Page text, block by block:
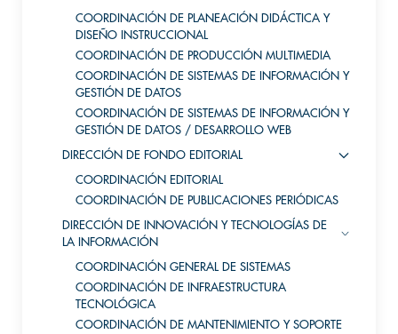
COORDINACIÓN DE PLANEACIÓN DIDÁCTICA Y
DISEÑO INSTRUCCIONAL
COORDINACIÓN DE PRODUCCIÓN MULTIMEDIA
COORDINACIÓN DE SISTEMAS DE INFORMACIÓN Y
GESTIÓN DE DATOS
COORDINACIÓN DE SISTEMAS DE INFORMACIÓN Y
GESTIÓN DE DATOS / DESARROLLO WEB
DIRECCIÓN DE FONDO EDITORIAL
COORDINACIÓN EDITORIAL
COORDINACIÓN DE PUBLICACIONES PERIÓDICAS
DIRECCIÓN DE INNOVACIÓN Y TECNOLOGÍAS DE
LA INFORMACIÓN
COORDINACIÓN GENERAL DE SISTEMAS
COORDINACIÓN DE INFRAESTRUCTURA
TECNOLÓGICA
COORDINACIÓN DE MANTENIMIENTO Y SOPORTE